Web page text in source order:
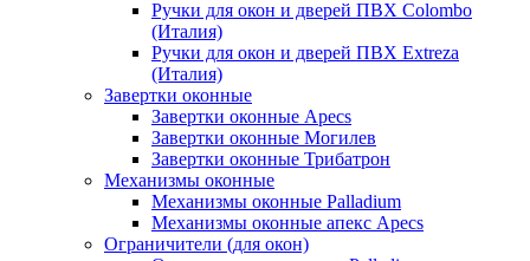
Ручки для окон и дверей ПВХ Colombo
(Италия)
Ручки для окон и дверей ПВХ Extreza
(Италия)
Завертки оконные
Завертки оконные Apecs
Завертки оконные Могилев
Завертки оконные Трибатрон
Механизмы оконные
Механизмы оконные Palladium
Механизмы оконные апекс Apecs
Ограничители (для окон)